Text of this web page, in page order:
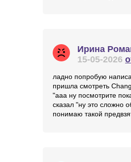
Ирина
15-05-2026
ладно попробую
пришла смотреть
"ааа ну посмотрите
сказал "ну это сложно
понимаю такой